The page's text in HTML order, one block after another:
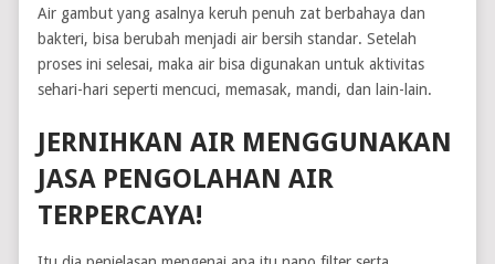
Air gambut yang asalnya keruh penuh zat berbahaya dan
bakteri, bisa berubah menjadi air bersih standar. Setelah
proses ini selesai, maka air bisa digunakan untuk aktivitas
sehari-hari seperti mencuci, memasak, mandi, dan lain-lain.
JERNIHKAN AIR MENGGUNAKAN
JASA PENGOLAHAN AIR
TERPERCAYA!